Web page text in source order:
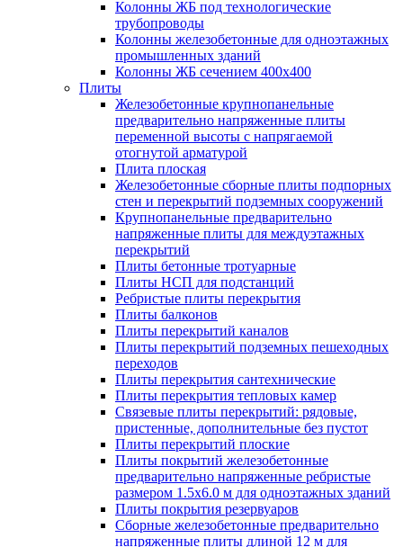
Колонны ЖБ под технологические
трубопроводы
Колонны железобетонные для одноэтажных
промышленных зданий
Колонны ЖБ сечением 400х400
Плиты
Железобетонные крупнопанельные
предварительно напряженные плиты
переменной высоты с напрягаемой
отогнутой арматурой
Плита плоская
Железобетонные сборные плиты подпорных
стен и перекрытий подземных сооружений
Крупнопанельные предварительно
напряженные плиты для междуэтажных
перекрытий
Плиты бетонные тротуарные
Плиты НСП для подстанций
Ребристые плиты перекрытия
Плиты балконов
Плиты перекрытий каналов
Плиты перекрытий подземных пешеходных
переходов
Плиты перекрытия сантехнические
Плиты перекрытия тепловых камер
Связевые плиты перекрытий: рядовые,
пристенные, дополнительные без пустот
Плиты перекрытий плоские
Плиты покрытий железобетонные
предварительно напряженные ребристые
размером 1.5х6.0 м для одноэтажных зданий
Плиты покрытия резервуаров
Сборные железобетонные предварительно
напряженные плиты длиной 12 м для